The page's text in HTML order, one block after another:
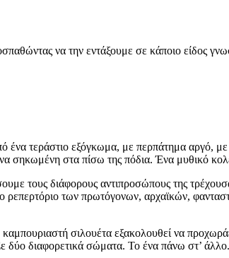
να την εντάξουμε σε κάποιο είδος
τεράστιο εξόγκωμα, με περπάτημα αργό,
σηκωμένη στα πίσω της πόδια. Ένα μυθικό
τους διάφορους αντιπροσώπους της
των πρωτόγονων, αρχαϊκών,
καμπουριαστή σιλουέτα εξακολουθεί να
δύο διαφορετικά σώματα. Το ένα πάνω στ’